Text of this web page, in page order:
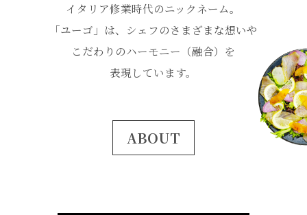
イタリア修業時代のニックネーム。
「ユーゴ」は、シェフのさまざまな想いや
こだわりのハーモニー（融合）を
表現しています。
ABOUT